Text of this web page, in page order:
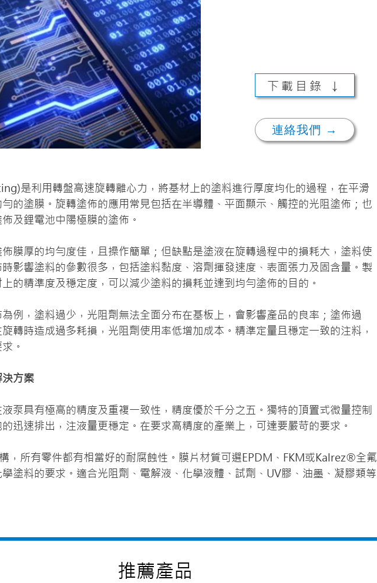
下載目錄 ↓
連絡我們 →
是利用轉盤高速旋轉離心力，將基材上的塗料進行厚度均化的過程，在平滑
的塗膜。旋轉塗佈的應用常見包括在半導體、平面顯示、觸控的光阻塗佈；也
及鋰電池中陽極膜的塗佈。
膜厚的均勻度佳，且操作簡單；但缺點是塗液在旋轉過程中的損耗大，塗料使
影響塗料的參數很多，包括塗料黏度、溶劑揮發速度、表面張力及固含量。製
的精準度及穩定度，可以減少塗料的損耗並達到均勻塗佈的目的。
例，塗料過少，光阻劑無法全面分布在基板上，會影響產品的良率；塗佈過
轉時造成過多耗損，光阻劑使用率低增加成本。精準定量且穩定一致的注料，
。
方案
泵具有極高的精度及重複一致性，精度優於千分之五。獨特的頂置式微量控制
迅速排出，注液量更穩定。在要求高精度的產業上，可達要嚴苛的要求。
，所有零件都有相當好的耐腐蝕性。膜片材質可選EPDM、FKM或Kalrez®全氟
塗料的要求。適合光阻劑、電解液、化學液體、試劑、UV膠、油墨、凝膠類等
​推薦產品